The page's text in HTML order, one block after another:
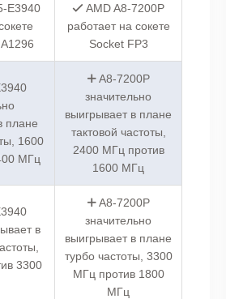
E3940
AMD A8-7200P
работает на сокете
Socket FP3
плане
1600
МГц
A8-7200P
значительно
выигрывает в плане
тактовой частоты,
2400 МГц против
1600 МГц
в
3300
A8-7200P
значительно
выигрывает в плане
турбо частоты, 3300
МГц против 1800
МГц